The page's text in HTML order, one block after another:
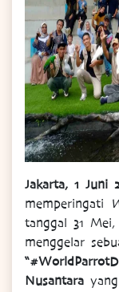
Jakarta, 1 Juni
memperingati
tanggal 31
menggelar
Nusantara